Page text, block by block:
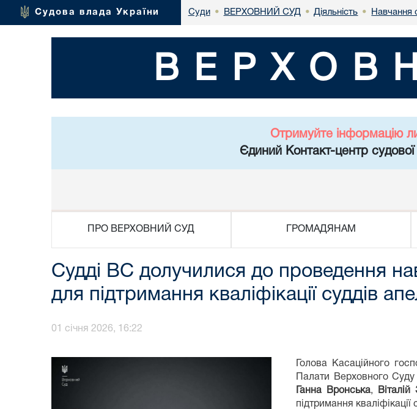
Судова влада України Суди • ВЕРХОВНИЙ СУД • Діяльність • Навчання
Отримуйте інформацію
Єдиний Контакт-центр
ПРО ВЕРХОВНИЙ СУД ГРОМАДЯНАМ
Судді ВС долучилися до проведення
для підтримання кваліфікації суддів
01 січня 2026, 16:22
Голова Касаційного
Палати Верховного Суду
Ганна Вронська, Віталій
підтримання